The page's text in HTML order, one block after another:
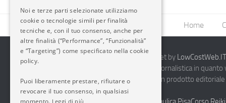
Home
2014-2026 AvioBlog - Creazione Siti Internet by
Questo blog non rappresenta una testata giornalistica in
periodicità. Non può pertanto considerarsi un prodotto
7.03.2001.Disclaimer Completo
Noi e terze parti selezionate utilizziamo
cookie o tecnologie simili per finalità
tecniche e, con il tuo consenso, anche per
altre finalità (“Performance”, “Funzionalità”
e “Targeting”) come specificato nella cookie
policy.
Puoi liberamente prestare, rifiutare o
revocare il tuo consenso, in qualsiasi
momento. Leggi di più